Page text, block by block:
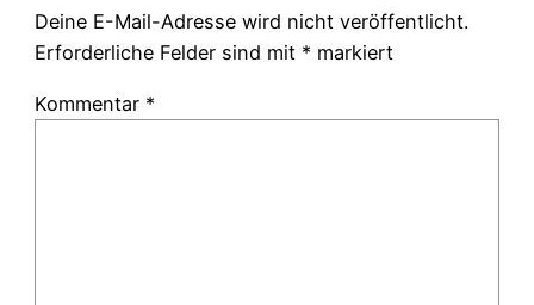
Deine E-Mail-Adresse wird nicht veröffentlicht.
Erforderliche Felder sind mit * markiert
Kommentar *